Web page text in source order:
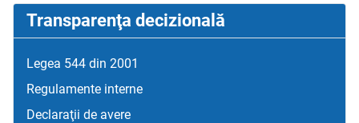
Transparenţa decizională
Legea 544 din 2001
Regulamente interne
Declaraţii de avere